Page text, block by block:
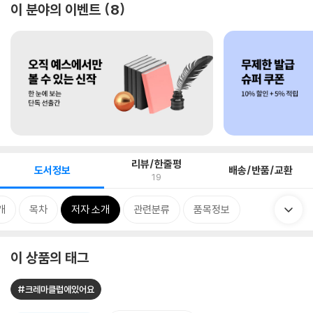
이 분야의 이벤트 8
도서정보 리뷰/한줄평
19 배송/반품/교환
목차 저자 소개 관련분류 품목정보
이 상품의 태그
#크레마클럽에있어요